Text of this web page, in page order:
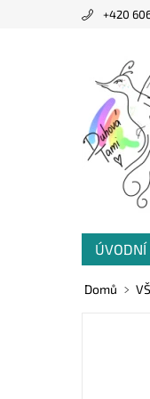
+420
ÚVODNÍ
Domů